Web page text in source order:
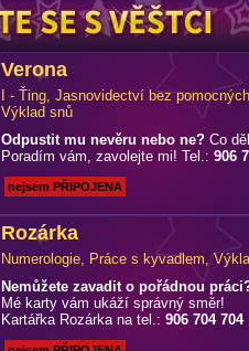
Verona
I - Ťing, Jasnovidectví bez
Výklad snů
Odpustit mu nevěru nebo ne? Co
Poradím vám, zavolejte mi! Tel.: 906
nejsem PŘIPOJENA
Rozárka
Numerologie, Práce s kyvadlem,
Nemůžete zavadit o pořádnou
Mé karty vám ukáží správný směr!
Kartářka Rozárka na tel.: 906 704 704